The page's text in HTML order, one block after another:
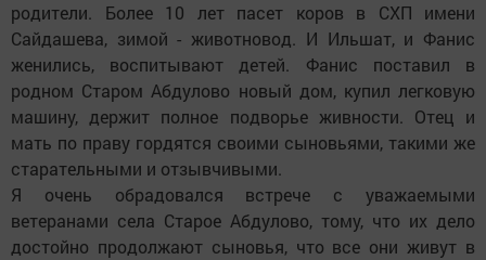
родители. Более 10 лет пасет коров в СХП имени
Сайдашева, зимой - животновод. И Ильшат, и Фанис
женились, воспитывают детей. Фанис поставил в
родном Старом Абдулово новый дом, купил легковую
машину, держит полное подворье живности. Отец и
мать по праву гордятся своими сыновьями, такими же
старательными и отзывчивыми.
Я очень обрадовался встрече с уважаемыми
ветеранами села Старое Абдулово, тому, что их дело
достойно продолжают сыновья, что все они живут в